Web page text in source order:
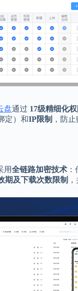
盘通过 17级精细化
定）和IP限制 ，防
用全链路加密技术
期及下载次数限制